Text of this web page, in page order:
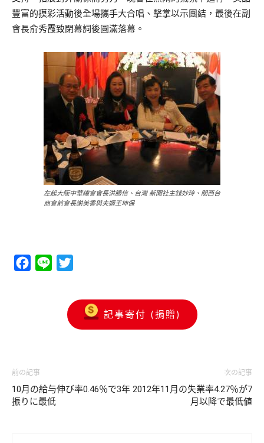
豐富的摸彩活動後全場攜手大合唱、擊掌以示團結，最後在副
會長俞秀霞致閉幕詞後圓滿落幕。
左起大阪中華總會會長洪勝信、台灣 新聞社主錢妙玲、關西台
商會前會長謝美香與夫婿王坤保
Facebook
Line
記事寄付 (捐贈)
前の記事
10月の給与伸び率0.46％で3年
振りに最低
次の記事
2012年11月の失業率4.27％が7
月以降で最低値